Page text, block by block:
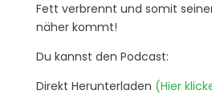
Fett verbrennt und somit
näher kommt!
Du kannst den Podcast:
Direkt Herunterladen (Hier